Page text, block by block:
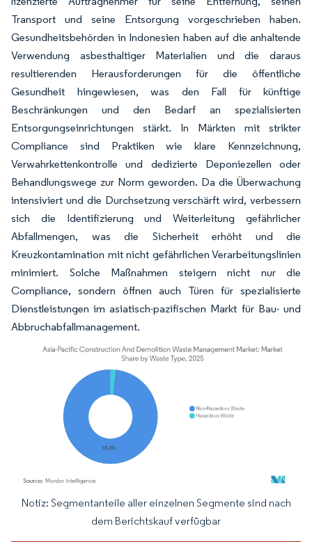
Transport und seine Entsorgung vorgeschrieben haben.
Gesundheitsbehörden in Indonesien haben auf die anhaltende
Verwendung asbesthaltiger Materialien und die daraus
resultierenden Herausforderungen für die öffentliche
Gesundheit hingewiesen, was den Fall für künftige
Beschränkungen und den Bedarf an spezialisierten
Entsorgungseinrichtungen stärkt. In Märkten mit strikter
Compliance sind Praktiken wie klare Kennzeichnung,
Verwahrkettenkontrolle und dedizierte Deponiezellen oder
Behandlungswege zur Norm geworden. Da die Überwachung
intensiviert und die Durchsetzung verschärft wird, verbessern
sich die Identifizierung und Weiterleitung gefährlicher
Abfallmengen, was die Sicherheit erhöht und die
Kreuzkontamination mit nicht gefährlichen Verarbeitungslinien
minimiert. Solche Maßnahmen steigern nicht nur die
Compliance, sondern öffnen auch Türen für spezialisierte
Dienstleistungen im asiatisch-pazifischen Markt für Bau- und
Abbruchabfallmanagement.
Bild © Mordor Intelligence. Wiederverwendung erfordert Namensnennung
Notiz: Segmentanteile aller einzelnen Segmente sind nach
dem Berichtskauf verfügbar